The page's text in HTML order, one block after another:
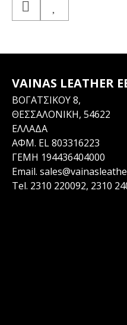
VAINAS LEATHER
ΒΟΓΑΤΣΙΚΟΥ 8,
ΘΕΣΣΑΛΟΝΙΚΗ, 54622
ΕΛΛΑΔΑ
ΑΦΜ. EL 803316223
ΓΕΜΗ 194436404000
Email.
Tel. 2310 220092, 2310